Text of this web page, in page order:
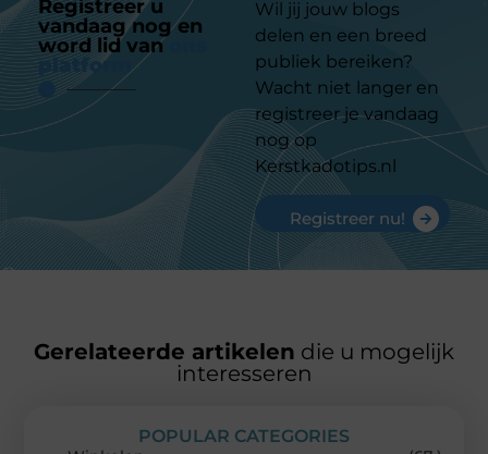
Registreer u
vandaag nog en
word lid van
platform
Wil jij jouw blogs
delen en een breed
publiek bereiken?
Wacht niet langer en
registreer je vandaag
nog op
Kerstkadotips.nl
Registreer nu!
Gerelateerde artikelen die u mogelijk
interesseren
POPULAR CATEGORIES